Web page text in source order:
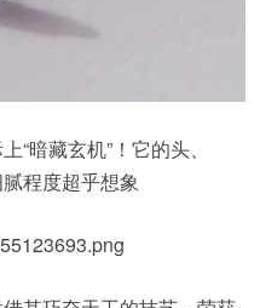
“暗藏玄机”！它的头、
程度超乎想象